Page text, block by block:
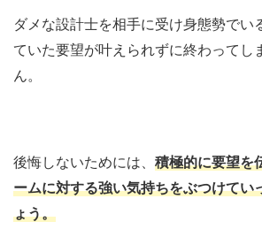
ダメな設計士を相手に受け身態勢でい
ていた要望が叶えられずに終わってし
ん。
後悔しないためには、 積極的に要望を
ームに対する強い気持ちをぶつけてい
ょう。